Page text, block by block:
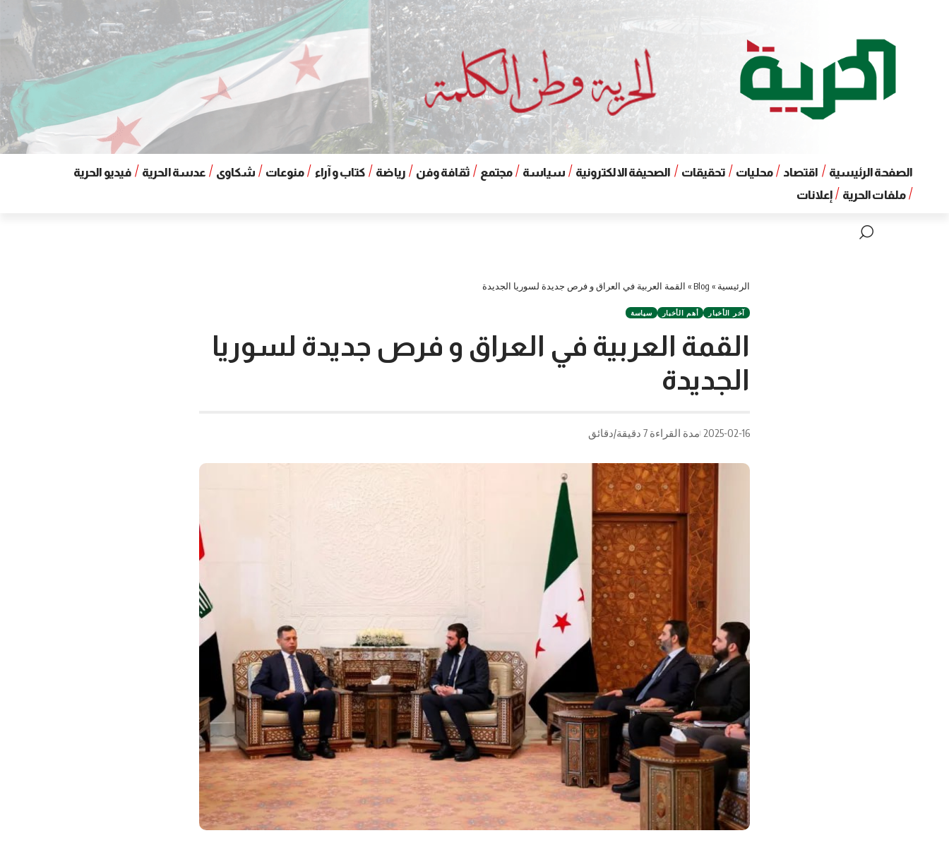
الصفحة الرئيسية اقتصاد محليات تحقيقات الصحيفة الالكترونية سياسة مجتمع ثقافة وفن رياضة كتاب و آراء منوعات شكاوى عدسة الحرية
فيديو الحرية
ملفات الحرية
إعلانات
الرئيسية »
Blog
» القمة العربية في العراق و فرص جديدة لسوريا الجديدة
آخر الأخبار أهم الأخبار سياسة
القمة العربية في العراق و فرص جديدة لسوريا
الجديدة
2025-02-16 مدة القراءة 7 دقيقة/دقائق